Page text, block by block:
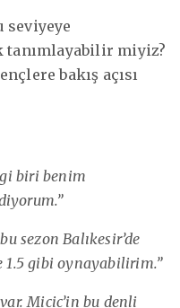
seviyeye
tanımlayabilir miyiz?
bakış açısı
biri benim
sezon Balıkesir’de
1.5 gibi oynayabilirim.”
Micic’in bu denli